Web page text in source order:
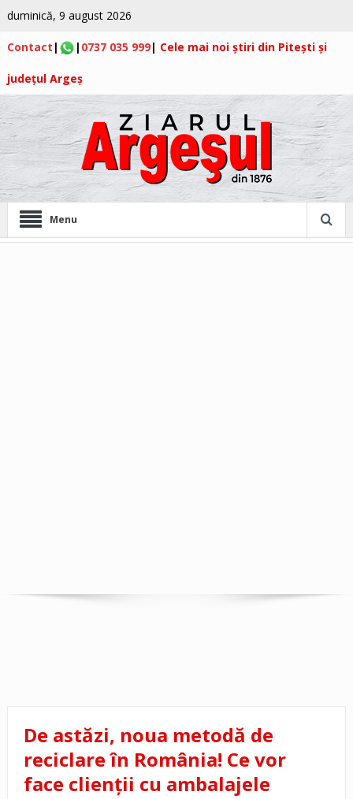
duminică, 9 august 2026
Contact | | 0737 035 999| Cele mai noi știri din Pitești și
județul Argeș
Menu
De astăzi, noua metodă de
reciclare în România! Ce vor
face clienții cu ambalajele